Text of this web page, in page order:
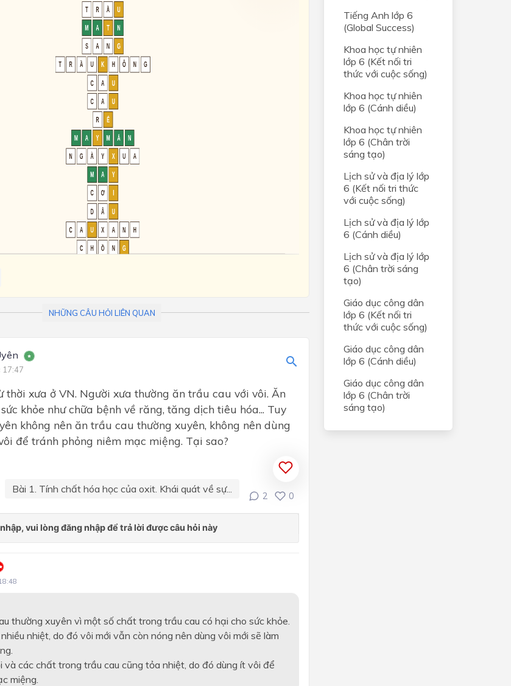
NHỮNG CÂU HỎI LIÊN QUAN
17:47
thời xưa ở VN. Người xưa thường ăn trầu cau với vôi. Ăn
khỏe như chữa bệnh về răng, tăng dịch tiêu hóa... Tuy
không nên ăn trầu cau thường xuyên, không nên dùng
để tránh phỏng niêm mạc miệng. Tại sao?
Bài 1. Tính chất hóa học của oxit. Khái quát về sự...
2 0
thường xuyên vì một số chất trong trầu cau có hại cho sức khỏe.
nhiệt, do đó vôi mới vẫn còn nóng nên dùng vôi mới sẽ làm
và các chất trong trầu cau cũng tỏa nhiệt, do đó dùng ít vôi để
miệng.
Tiếng Anh lớp 6
(Global Success)
Khoa học tự nhiên
lớp 6 (Kết nối tri
thức với cuộc sống)
Khoa học tự nhiên
lớp 6 (Cánh diều)
Khoa học tự nhiên
lớp 6 (Chân trời
sáng tạo)
Lịch sử và địa lý lớp
6 (Kết nối tri thức
với cuộc sống)
Lịch sử và địa lý lớp
6 (Cánh diều)
Lịch sử và địa lý lớp
6 (Chân trời sáng
tạo)
Giáo dục công dân
lớp 6 (Kết nối tri
thức với cuộc sống)
Giáo dục công dân
lớp 6 (Cánh diều)
Giáo dục công dân
lớp 6 (Chân trời
sáng tạo)